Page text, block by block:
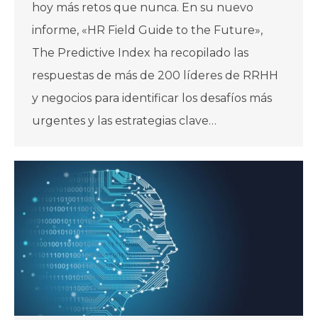
hoy más retos que nunca. En su nuevo
informe, «HR Field Guide to the Future»,
The Predictive Index ha recopilado las
respuestas de más de 200 líderes de RRHH
y negocios para identificar los desafíos más
urgentes y las estrategias clave…